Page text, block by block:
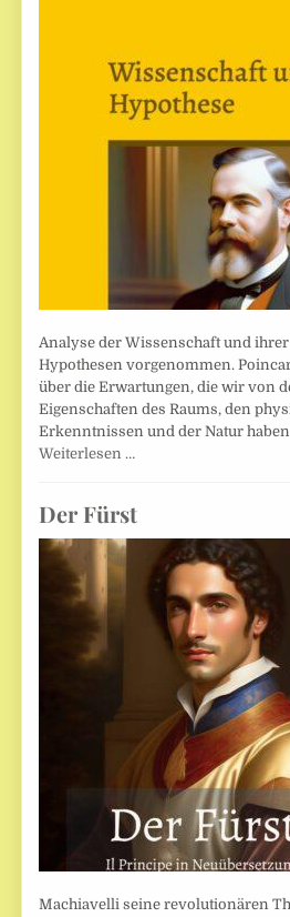
Analyse der Wissenschaft und
Hypothesen vorgenommen.
über die Erwartungen, die wir von
Eigenschaften des Raums, den
Erkenntnissen und der Natur
Weiterlesen …
Der Fürst
Machiavelli seine revolutionären